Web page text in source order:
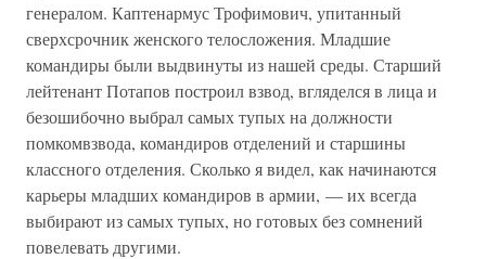
генералом. Каптенармус Трофимович, упитанный
сверхсрочник женского телосложения. Младшие
командиры были выдвинуты из нашей среды. Старший
лейтенант Потапов построил взвод, вгляделся в лица и
безошибочно выбрал самых тупых на должности
помкомвзвода, командиров отделений и старшины
классного отделения. Сколько я видел, как начинаются
карьеры младших командиров в армии, — их всегда
выбирают из самых тупых, но готовых без сомнений
повелевать другими.